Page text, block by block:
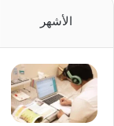
الأشهر